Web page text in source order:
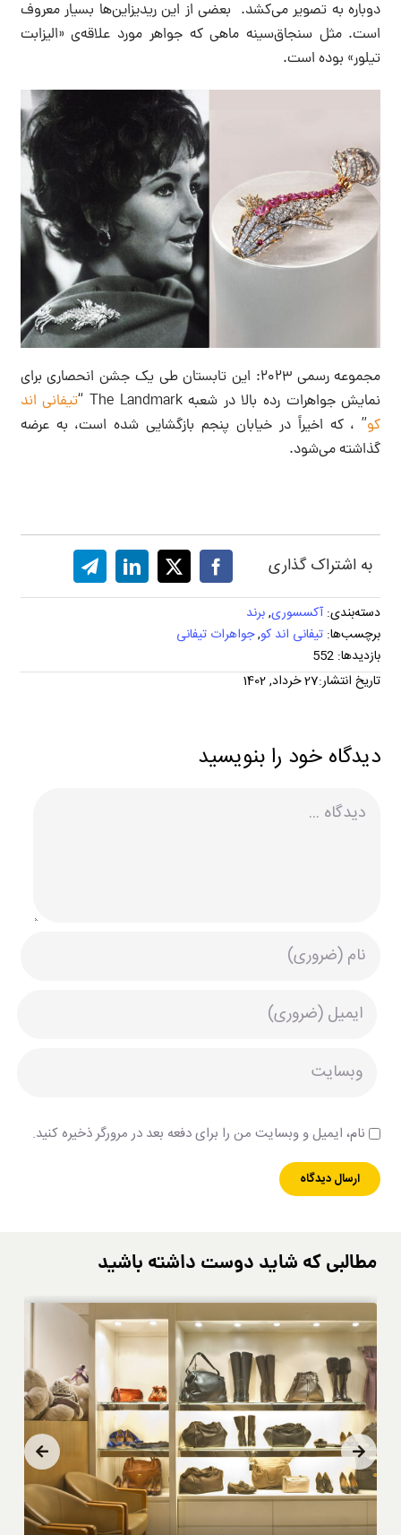
دوباره به تصویر می‌کشد. بعضی از این ریدیزاین‌ها بسیار معروف
است. مثل سنجاق‌سینه ماهی که جواهر مورد علاقه‌ی «الیزابت
تیلور» بوده است.
مجموعه رسمی ۲۰۲۳: این تابستان طی یک جشن انحصاری برای
نمایش جواهرات رده بالا در شعبه The Landmark “
تیفانی اند
کو” ، که اخیراً در خیابان پنجم بازگشایی شده است، به عرضه
گذاشته می‌شود.
به اشتراک گذاری
دسته‌بندی:آکسسوری,برند
برچسب‌ها: تیفانی اند کو,جواهرات تیفانی
بازدیدها: 552
تاریخ انتشار:27 خرداد, 1402
دیدگاه خود را بنویسید
نام، ایمیل و وبسایت من را برای دفعه بعد در مرورگر ذخیره کنید.
مطالبی که شاید دوست داشته باشید